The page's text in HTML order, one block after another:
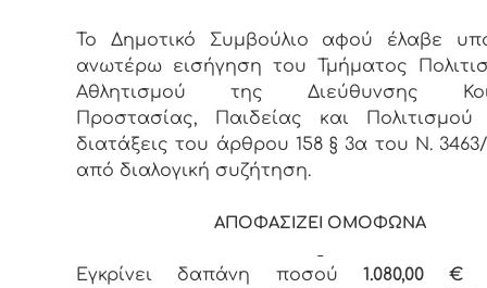
Το Δημοτικό Συμβούλιο αφού έλαβε
ανωτέρω εισήγηση του Τμήματος
Αθλητισμού της Διεύθυνσης
Προστασίας, Παιδείας και Πολιτισμού
διατάξεις του άρθρου 158 § 3α του Ν.
από διαλογική συζήτηση.
ΑΠΟΦΑΣΙΖΕΙ ΟΜΟΦΩΝΑ
Εγκρίνει δαπάνη ποσού 1.080,00 €